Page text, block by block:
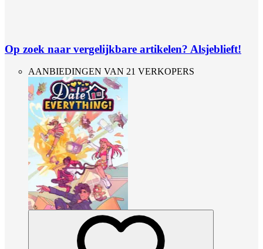
Op zoek naar vergelijkbare artikelen? Alsjeblieft!
AANBIEDINGEN VAN 21 VERKOPERS